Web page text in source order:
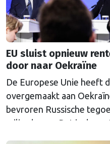
EU sluist opnieuw
door naar Oekraïne
De Europese Unie heeft
overgemaakt aan
bevroren Russische
miljard euro. Dat is de